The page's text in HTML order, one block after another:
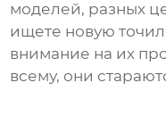
моделей, разных
ищете новую
внимание на их
всему, они